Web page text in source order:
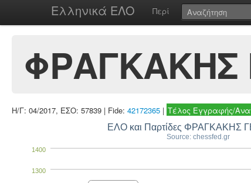
Ελληνικά ΕΛΟ Περί
ΦΡΑΓΚΑΚΗΣ
Η/Γ: 04/2017, ΕΣΟ: 57839 | Fide: 42172365 | Τέλος Εγγραφής/
ΕΛΟ και Παρτίδες ΦΡΑΓΚΑΚΗΣ
Source: chessfed.gr
1300
1400